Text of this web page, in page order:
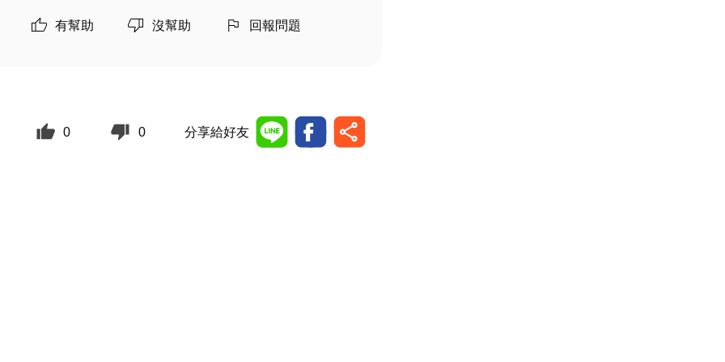
有幫助 沒幫助 回報問題
0 0 分享給好友